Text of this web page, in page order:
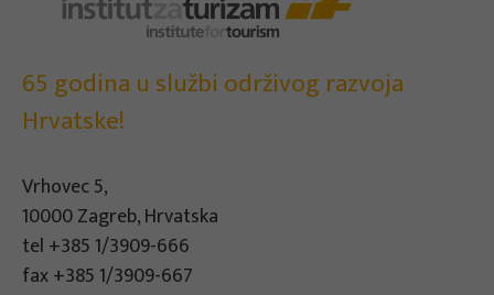
65 godina u službi održivog razvoja
Hrvatske!
Vrhovec 5,
10000 Zagreb, Hrvatska
tel +385 1/3909-666
fax +385 1/3909-667